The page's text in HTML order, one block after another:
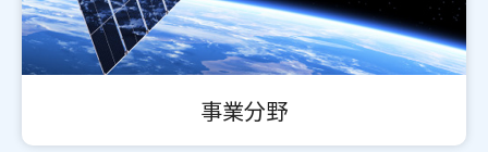
事業分野